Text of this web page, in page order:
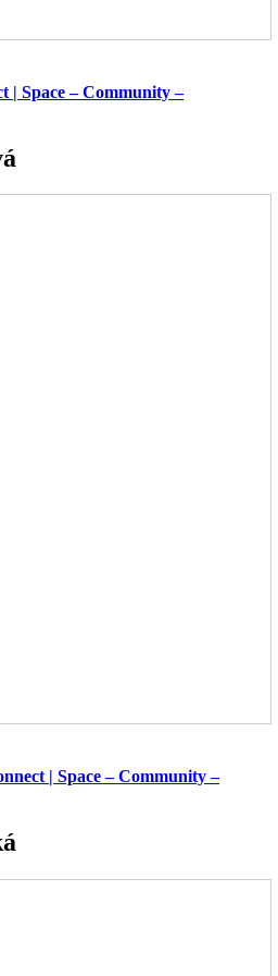
| Space – Community –
| Space – Community –